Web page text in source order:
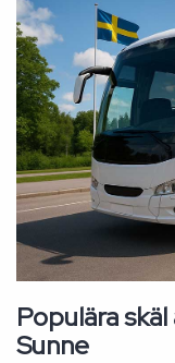
Populära
Sunne